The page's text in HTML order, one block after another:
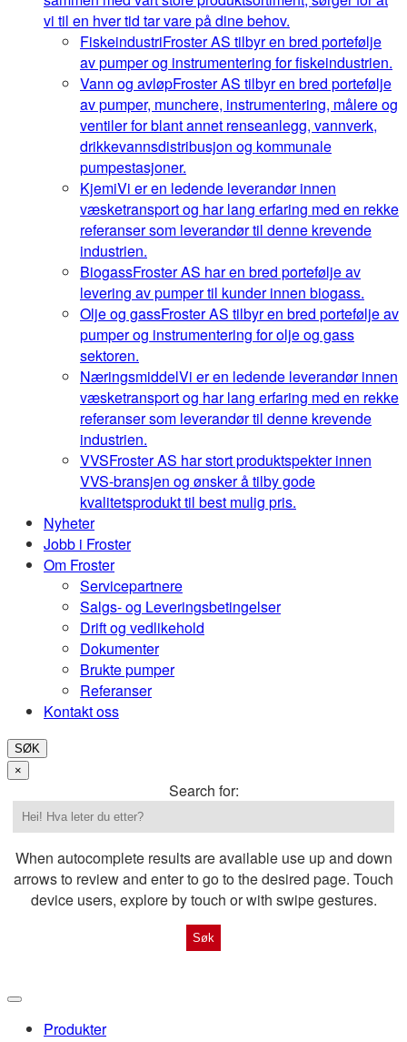
vi til en hver tid tar vare på dine behov.
FiskeindustriFroster AS tilbyr en bred portefølje
av pumper og instrumentering for fiskeindustrien.
Vann og avløpFroster AS tilbyr en bred portefølje
av pumper, munchere, instrumentering, målere og
ventiler for blant annet renseanlegg, vannverk,
drikkevannsdistribusjon og kommunale
pumpestasjoner.
KjemiVi er en ledende leverandør innen
væsketransport og har lang erfaring med en rekke
referanser som leverandør til denne krevende
industrien.
BiogassFroster AS har en bred portefølje av
levering av pumper til kunder innen biogass.
Olje og gassFroster AS tilbyr en bred portefølje av
pumper og instrumentering for olje og gass
sektoren.
NæringsmiddelVi er en ledende leverandør innen
væsketransport og har lang erfaring med en rekke
referanser som leverandør til denne krevende
industrien.
VVSFroster AS har stort produktspekter innen
VVS-bransjen og ønsker å tilby gode
kvalitetsprodukt til best mulig pris.
Nyheter
Jobb i Froster
Om Froster
Servicepartnere
Salgs- og Leveringsbetingelser
Drift og vedlikehold
Dokumenter
Brukte pumper
Referanser
Kontakt oss
SØK
×
Search for:
When autocomplete results are available use up and down
arrows to review and enter to go to the desired page. Touch
device users, explore by touch or with swipe gestures.
Produkter